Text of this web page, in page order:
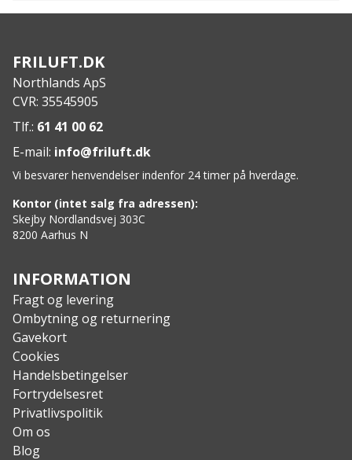
Dobbelt Amara forstærkning i håndfladerne
Specs:
Materiale: nylon/spandex
Forstærkning: Amara syntetisk ruskind
FRILUFT.DK
Northlands ApS
CVR: 35545905
Tlf.: 61 41 00 62
E-mail: info@friluft.dk
Vi besvarer henvendelser indenfor 24 timer på hverdage.
Kontor (intet salg fra adressen):
Skejby Nordlandsvej 303C
8200 Aarhus N
INFORMATION
Fragt og levering
Ombytning og returnering
Gavekort
Cookies
Handelsbetingelser
Fortrydelsesret
Privatlivspolitik
Om os
Blog